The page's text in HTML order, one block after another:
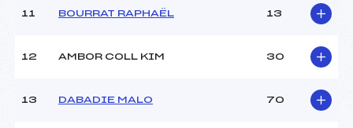
12:00
BURNIER BASTIEN (PO)
Ouvreurs B :
11 BOURRAT RAPHAËL 13
12 AMBOR COLL KIM 30
13 DABADIE MALO 70